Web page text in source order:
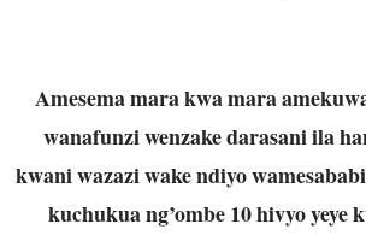
Amesema mara kwa mara
wanafunzi wenzake darasani ila
kwani wazazi wake ndiyo
kuchukua ng’ombe 10 hivyo yeye